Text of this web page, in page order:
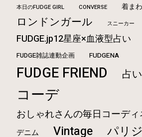
本日のFUDGE GIRL CONVERSE 着ま
ロンドンガール スニーカー
FUDGE.jp12星座×血液型占い
FUDGE雑誌連動企画 FUDGENA
FUDGE FRIEND 占い
コーデ
おしゃれさんの毎日コーディ
デニム Vintage パリ